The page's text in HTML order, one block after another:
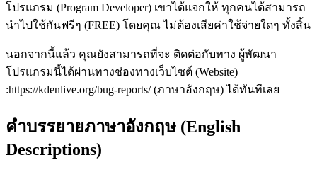
โปรแกรม (Program Developer) เขาได้แจกให้ ทุกคนได้สามารถ
นำไปใช้กันฟรีๆ (FREE) โดยคุณ ไม่ต้องเสียค่าใช้จ่ายใดๆ ทั้งสิ้น
นอกจากนี้แล้ว คุณยังสามารถที่จะ ติดต่อกับทาง ผู้พัฒนา
โปรแกรมนี้ได้ผ่านทางช่องทางเว็บไซต์ (Website)
:https://kdenlive.org/bug-reports/ (ภาษาอังกฤษ) ได้ทันทีเลย
คำบรรยายภาษาอังกฤษ (English
Descriptions)